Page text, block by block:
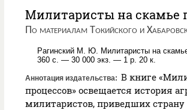
Милитаристы на скамье
По материалам Токийского и
Рагинский М. Ю. Милитаристы на
360 с. — 30 000 экз. — 1 р. 20 к.
Аннотация издательства
В книге
процессов» освещается история
милитаристов, приведших